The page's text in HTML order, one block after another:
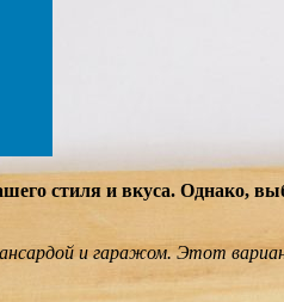
стиля и вкуса. Однако,
и гаражом. Этот